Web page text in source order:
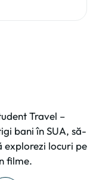
Travel –
bani în SUA, să-
explorezi locuri pe
filme.